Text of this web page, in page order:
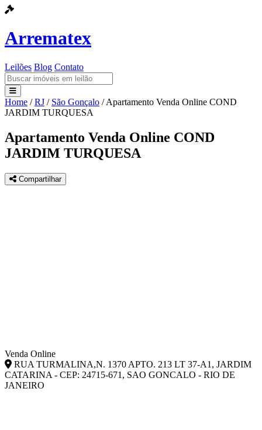
Arrematex
Leilões Blog Contato
Leilões
Blog
Contato
Home / RJ / São Gonçalo / Apartamento Venda Online COND
JARDIM TURQUESA
Apartamento Venda Online COND
JARDIM TURQUESA
Compartilhar
Venda Online
RUA TURMALINA,N. 1370 APTO. 213 LT 37-A1, JARDIM
CATARINA - CEP: 24715-671, SAO GONCALO - RIO DE
JANEIRO